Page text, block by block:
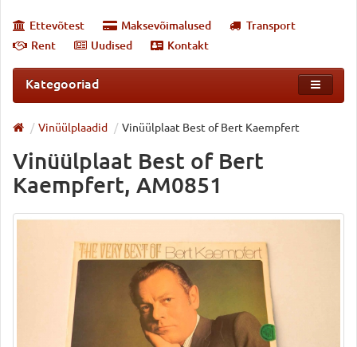
Ettevõtest Maksevõimalused
Transport
Rent
Uudised Kontakt
Kategooriad
Vinüülplaadid Vinüülplaat Best of Bert Kaempfert
Vinüülplaat Best of Bert
Kaempfert, AM0851